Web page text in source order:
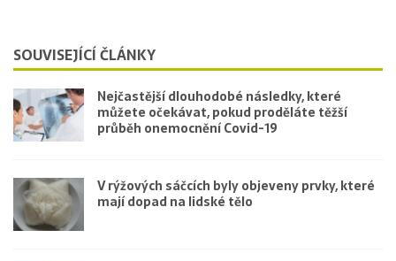
SOUVISEJÍCÍ ČLÁNKY
Nejčastější dlouhodobé následky, které
můžete očekávat, pokud proděláte těžší
průběh onemocnění Covid-19
V rýžových sáčcích byly objeveny prvky, které
mají dopad na lidské tělo